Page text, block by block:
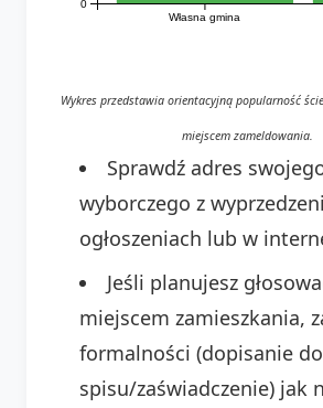
Własna gmina
0
Wykres przedstawia orientacyjną popularność
miejscem zameldowania.
Sprawdź adres
wyborczego z
ogłoszeniach lub w
Jeśli planujesz
miejscem zamieszkania,
formalności (dopisanie do
spisu/zaświadczenie) jak